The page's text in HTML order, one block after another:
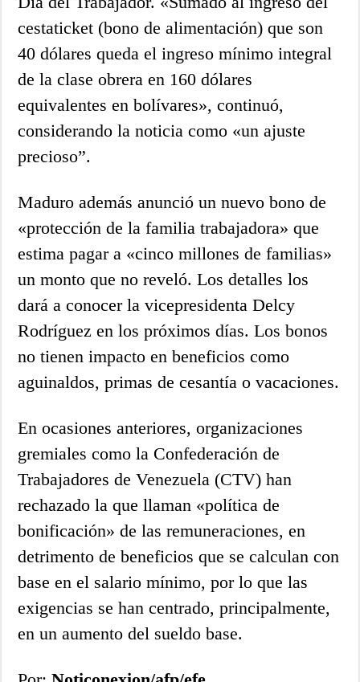
cestaticket (bono de alimentación) que son
40 dólares queda el ingreso mínimo integral
de la clase obrera en 160 dólares
equivalentes en bolívares», continuó,
considerando la noticia como «un ajuste
precioso”.
Maduro además anunció un nuevo bono de
«protección de la familia trabajadora» que
estima pagar a «cinco millones de familias»
un monto que no reveló. Los detalles los
dará a conocer la vicepresidenta Delcy
Rodríguez en los próximos días. Los bonos
no tienen impacto en beneficios como
aguinaldos, primas de cesantía o vacaciones.
En ocasiones anteriores, organizaciones
gremiales como la Confederación de
Trabajadores de Venezuela (CTV) han
rechazado la que llaman «política de
bonificación» de las remuneraciones, en
detrimento de beneficios que se calculan con
base en el salario mínimo, por lo que las
exigencias se han centrado, principalmente,
en un aumento del sueldo base.